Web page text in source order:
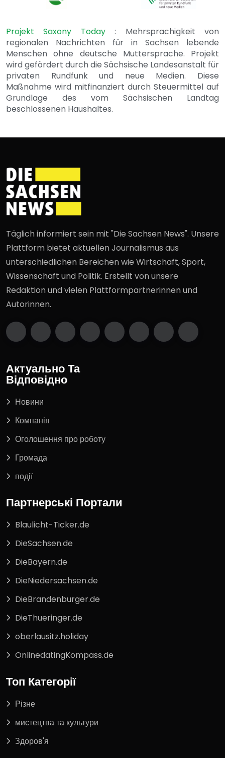
Projekt Saxony Today: Mehrsprachigkeit von
regionalen Nachrichten für in Sachsen lebende
Menschen ohne deutsche Muttersprache. Projekt
wird gefördert durch die Sächsische Landesanstalt für
privaten Rundfunk und neue Medien. Diese
Maßnahme wird mitfinanziert durch Steuermittel auf
Grundlage des vom Sächsischen Landtag
beschlossenen Haushaltes.
Täglich informiert sein mit "Die Sachsen News". Unsere
Plattform bietet aktuellen Journalismus aus
unterschiedlichen Bereichen wie Wirtschaft, Sport,
Wissenschaft und Politik. Erstellt von unsere
Redaktion und vielen Plattformpartnerinnen und
Autorinnen.
Актуально Та
Відповідно
Новини
Компанія
Оголошення про роботу
Громада
події
Партнерські Портали
Blaulicht-Ticker.de
DieSachsen.de
DieBayern.de
DieNiedersachsen.de
DieBrandenburger.de
DieThueringer.de
oberlausitz.holiday
OnlinedatingKompass.de
Топ Категорії
Різне
мистецтва та культури
Здоров'я